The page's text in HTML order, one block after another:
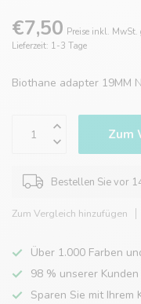
€7,50 Preise inkl. MwSt.
Lieferzeit: 1-3 Tage
Biothane adapter 19MM
Zum
Bestellen Sie vor
Zum Vergleich hinzufügen
Über 1.000 Farben
98 % unserer
Sparen Sie mit Ihrem